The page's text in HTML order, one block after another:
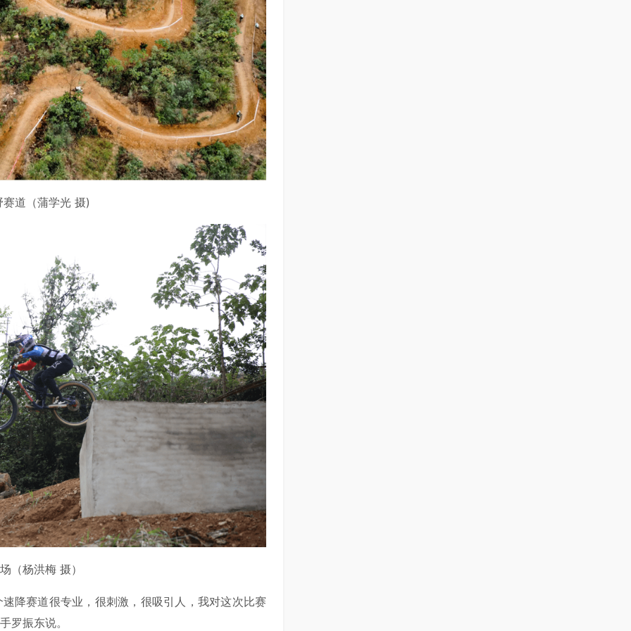
道（蒲学光 摄)
（杨洪梅 摄）
降赛道很专业，很刺激，很吸引人，我对这次比赛
罗振东说。